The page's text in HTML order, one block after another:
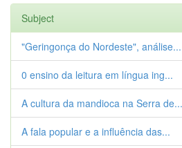
Subject
"Geringonça do Nordeste", análise...
0 ensino da leitura em língua ing...
A cultura da mandioca na Serra de...
A fala popular e a influência das...